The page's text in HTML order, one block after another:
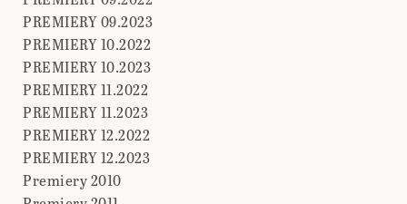
PREMIERY 09.2023
PREMIERY 10.2022
PREMIERY 10.2023
PREMIERY 11.2022
PREMIERY 11.2023
PREMIERY 12.2022
PREMIERY 12.2023
Premiery 2010